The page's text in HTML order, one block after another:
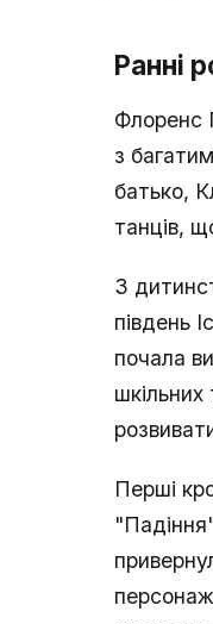
Ранні
Флоренс
з
батько,
танців,
З
південь
почала
Перші